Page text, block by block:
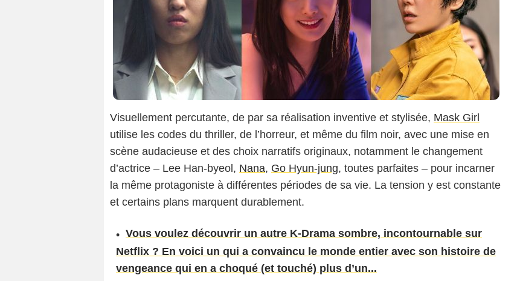
Visuellement percutante, de par sa réalisation inventive et stylisée, Mask Girl
utilise les codes du thriller, de l’horreur, et même du film noir, avec une mise en
scène audacieuse et des choix narratifs originaux, notamment le changement
d’actrice – Lee Han-byeol , Nana, Go Hyun-jung, toutes parfaites – pour incarner
la même protagoniste à différentes périodes de sa vie. La tension y est constante
et certains plans marquent durablement.
Vous voulez découvrir un autre K-Drama sombre, incontournable sur
Netflix ? En voici un qui a convaincu le monde entier avec son histoire de
vengeance qui en a choqué (et touché) plus d’un...